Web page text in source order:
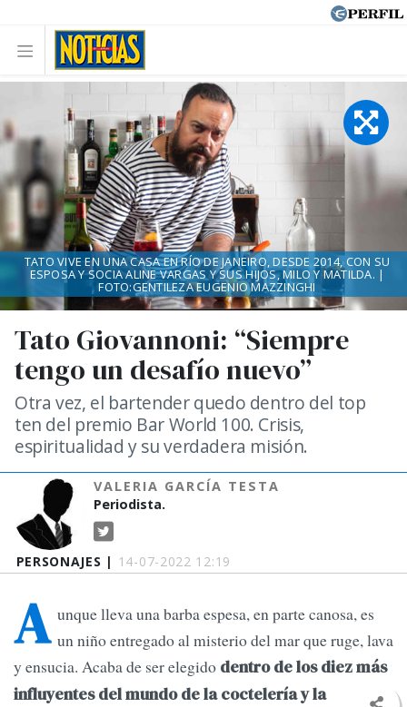
PERSONAJES | 14-07-2022 12:19
Tato Giovannoni: “Siempre
tengo un desafío nuevo”
Otra vez, el bartender quedo dentro del top
ten del premio Bar World 100. Crisis,
espiritualidad y su verdadera misión.
VALERIA GARCÍA TESTA
Periodista.
TATO VIVE EN UNA CASA EN RÍO DE JANEIRO, DESDE 2014, CON SU
ESPOSA Y SOCIA ALINE VARGAS Y SUS HIJOS, MILO Y MATILDA. |
FOTO:GENTILEZA EUGENIO MAZZINGHI
A unque lleva una barba espesa, en parte canosa, es
un niño entregado al misterio del mar que ruge, lava
y ensucia. Acaba de ser elegido dentro de los diez más
influyentes del mundo de la coctelería y la